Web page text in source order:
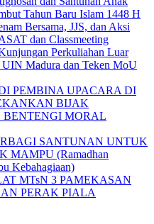
Tahun Baru Islam 1448 H
Bersama, JJS, dan Aksi
dan Classmeeting
Perkuliahan Luar
Madura dan Teken MoU
PEMBINA UPACARA DI
BIJAK
MORAL
SANTUNAN UNTUK
MAMPU (Ramadhan
Kebahagiaan)
MTsN 3 PAMEKASAN
PERAK PIALA